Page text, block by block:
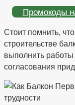
Промокоды
Стоит помнить,
строительстве
выполнить
согласования